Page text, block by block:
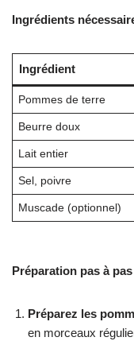
Ingrédients
Ingrédient
Pommes de terre
Beurre doux
Lait entier
Sel, poivre
Muscade (optionnel)
Préparation pas à
Préparez les
en morceaux